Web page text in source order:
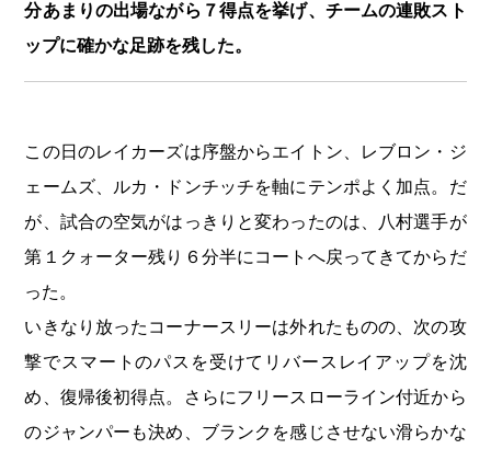
分あまりの出場ながら７得点を挙げ、チームの連敗スト
ップに確かな足跡を残した。
この日のレイカーズは序盤からエイトン、レブロン・ジ
ェームズ、ルカ・ドンチッチを軸にテンポよく加点。だ
が、試合の空気がはっきりと変わったのは、八村選手が
第１クォーター残り６分半にコートへ戻ってきてからだ
った。
いきなり放ったコーナースリーは外れたものの、次の攻
撃でスマートのパスを受けてリバースレイアップを沈
め、復帰後初得点。さらにフリースローライン付近から
のジャンパーも決め、ブランクを感じさせない滑らかな